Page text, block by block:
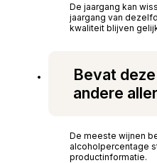
De jaargang kan
jaargang van
kwaliteit blijven
Bevat
andere
De meeste wijnen
alcoholpercentage
productinformatie.